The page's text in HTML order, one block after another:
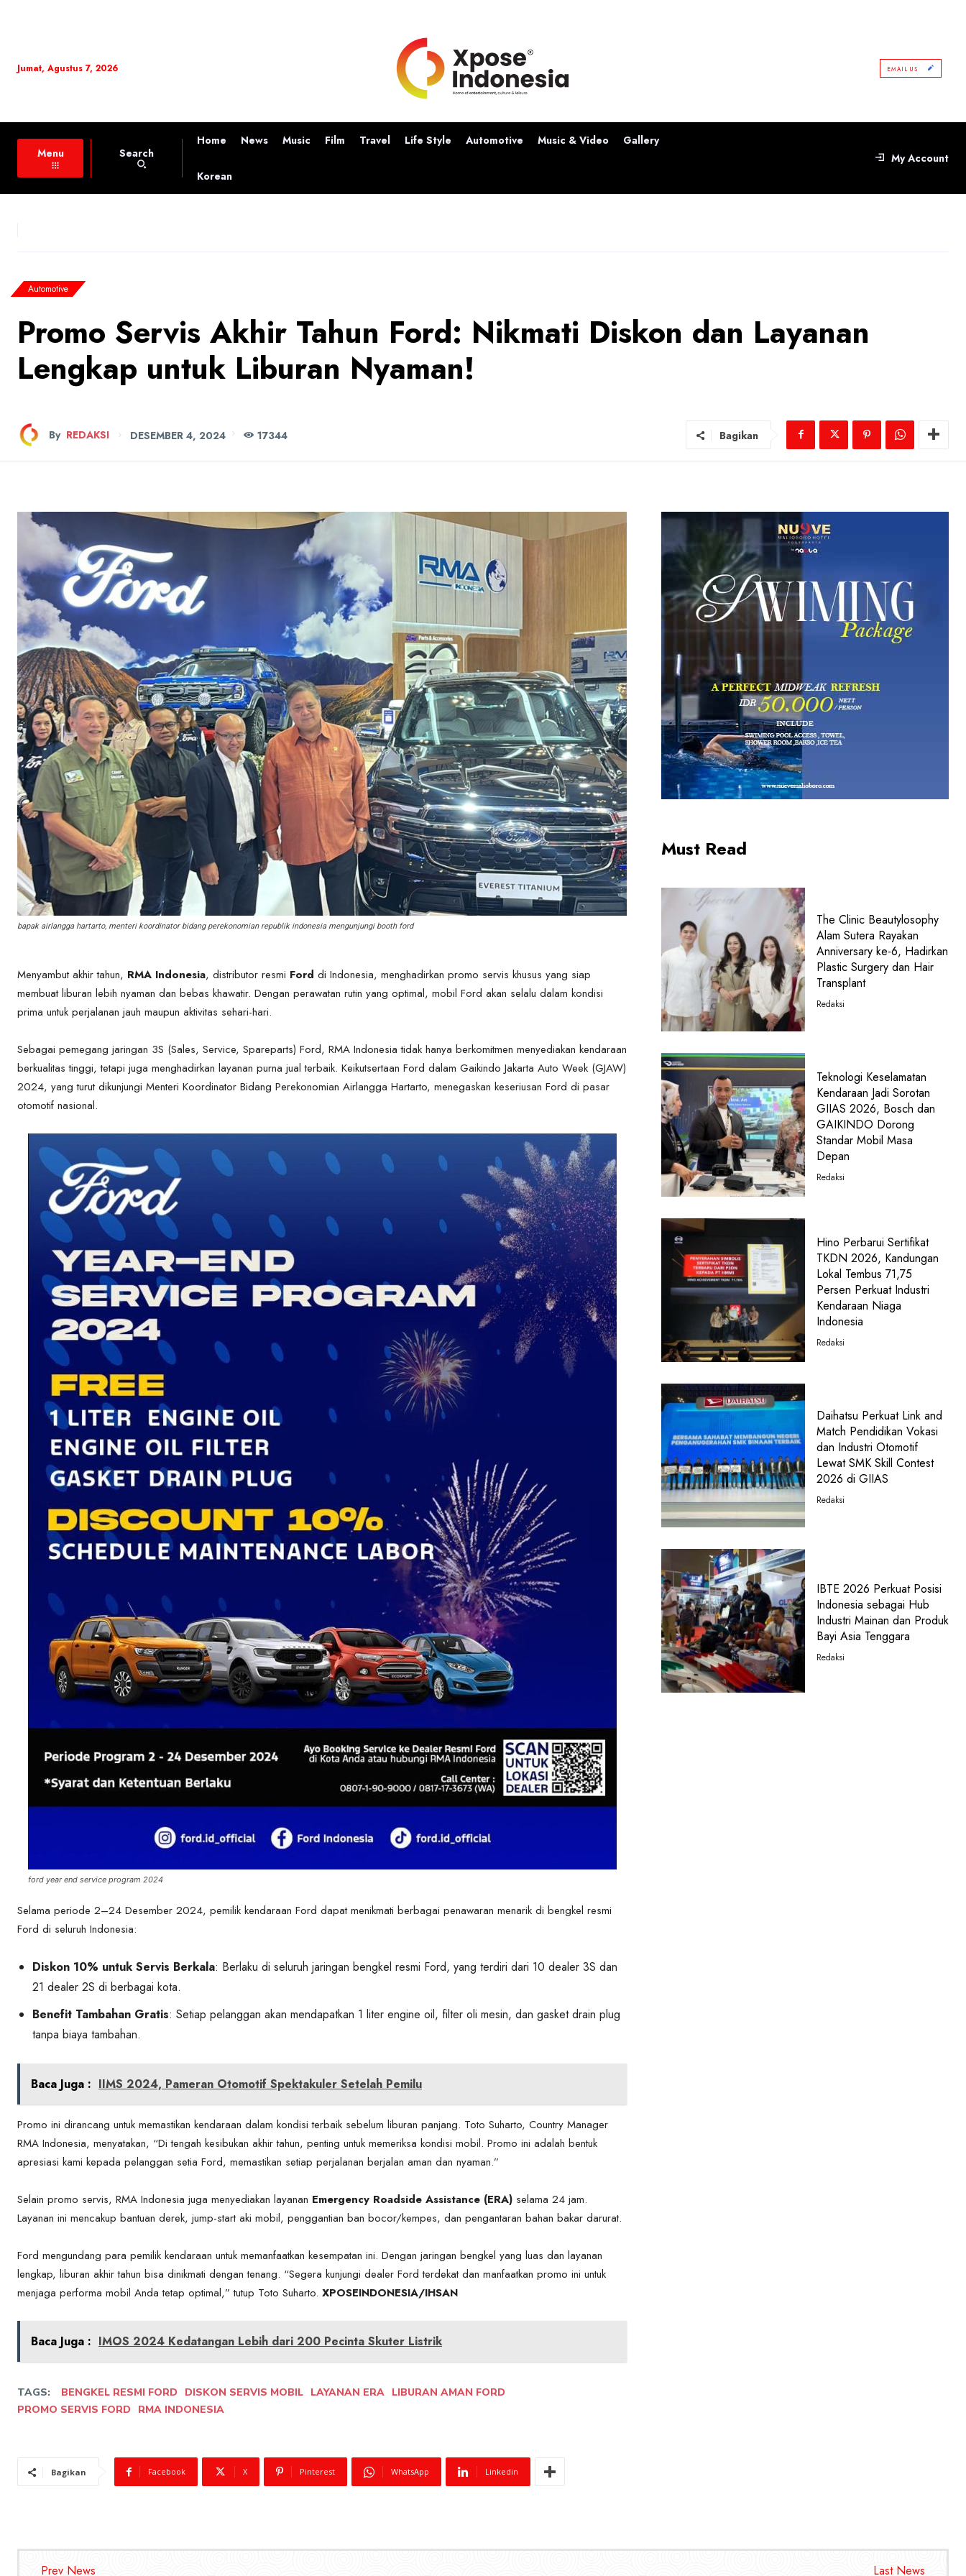
Jumat, Agustus 7, 2026 EMAIL US
Menu Search
Home News Music Film Travel Life Style Automotive Music & Video Gallery
Korean
My Account
Automotive
Promo Servis Akhir Tahun Ford: Nikmati Diskon dan Layanan
Lengkap untuk Liburan Nyaman!
By REDAKSI DESEMBER 4, 2024 17344 Bagikan
bapak airlangga hartarto, menteri koordinator bidang perekonomian republik indonesia mengunjungi booth ford
Menyambut akhir tahun, RMA Indonesia, distributor resmi Ford di Indonesia, menghadirkan promo servis khusus yang siap
membuat liburan lebih nyaman dan bebas khawatir. Dengan perawatan rutin yang optimal, mobil Ford akan selalu dalam kondisi
prima untuk perjalanan jauh maupun aktivitas sehari-hari.
Sebagai pemegang jaringan 3S (Sales, Service, Spareparts) Ford, RMA Indonesia tidak hanya berkomitmen menyediakan kendaraan
berkualitas tinggi, tetapi juga menghadirkan layanan purna jual terbaik. Keikutsertaan Ford dalam Gaikindo Jakarta Auto Week (GJAW)
2024, yang turut dikunjungi Menteri Koordinator Bidang Perekonomian Airlangga Hartarto, menegaskan keseriusan Ford di pasar
otomotif nasional.
ford year end service program 2024
Selama periode 2–24 Desember 2024, pemilik kendaraan Ford dapat menikmati berbagai penawaran menarik di bengkel resmi
Ford di seluruh Indonesia:
Diskon 10% untuk Servis Berkala: Berlaku di seluruh jaringan bengkel resmi Ford, yang terdiri dari 10 dealer 3S dan
21 dealer 2S di berbagai kota.
Benefit Tambahan Gratis: Setiap pelanggan akan mendapatkan 1 liter engine oil, filter oli mesin, dan gasket drain plug
tanpa biaya tambahan.
Baca Juga : IIMS 2024, Pameran Otomotif Spektakuler Setelah Pemilu
Promo ini dirancang untuk memastikan kendaraan dalam kondisi terbaik sebelum liburan panjang. Toto Suharto, Country Manager
RMA Indonesia, menyatakan, “Di tengah kesibukan akhir tahun, penting untuk memeriksa kondisi mobil. Promo ini adalah bentuk
apresiasi kami kepada pelanggan setia Ford, memastikan setiap perjalanan berjalan aman dan nyaman.”
Selain promo servis, RMA Indonesia juga menyediakan layanan Emergency Roadside Assistance (ERA) selama 24 jam.
Layanan ini mencakup bantuan derek, jump-start aki mobil, penggantian ban bocor/kempes, dan pengantaran bahan bakar darurat.
Ford mengundang para pemilik kendaraan untuk memanfaatkan kesempatan ini. Dengan jaringan bengkel yang luas dan layanan
lengkap, liburan akhir tahun bisa dinikmati dengan tenang. “Segera kunjungi dealer Ford terdekat dan manfaatkan promo ini untuk
menjaga performa mobil Anda tetap optimal,” tutup Toto Suharto. XPOSEINDONESIA/IHSAN
Baca Juga : IMOS 2024 Kedatangan Lebih dari 200 Pecinta Skuter Listrik
TAGS: BENGKEL RESMI FORD DISKON SERVIS MOBIL LAYANAN ERA LIBURAN AMAN FORD
PROMO SERVIS FORD
RMA INDONESIA
Bagikan Facebook X Pinterest WhatsApp Linkedin
Must Read
The Clinic Beautylosophy
Alam Sutera Rayakan
Anniversary ke-6, Hadirkan
Plastic Surgery dan Hair
Transplant
Redaksi
Teknologi Keselamatan
Kendaraan Jadi Sorotan
GIIAS 2026, Bosch dan
GAIKINDO Dorong
Standar Mobil Masa
Depan
Redaksi
Hino Perbarui Sertifikat
TKDN 2026, Kandungan
Lokal Tembus 71,75
Persen Perkuat Industri
Kendaraan Niaga
Indonesia
Redaksi
Daihatsu Perkuat Link and
Match Pendidikan Vokasi
dan Industri Otomotif
Lewat SMK Skill Contest
2026 di GIIAS
Redaksi
IBTE 2026 Perkuat Posisi
Indonesia sebagai Hub
Industri Mainan dan Produk
Bayi Asia Tenggara
Redaksi
Prev News Last News